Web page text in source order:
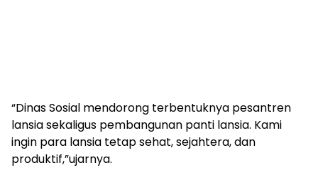
“Dinas Sosial mendorong terbentuknya pesantren
lansia sekaligus pembangunan panti lansia. Kami
ingin para lansia tetap sehat, sejahtera, dan
produktif,”ujarnya.